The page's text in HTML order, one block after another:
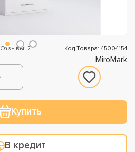
Отзывы: 2 Код Товара: 45004154
MiroMark
Купить
В кредит